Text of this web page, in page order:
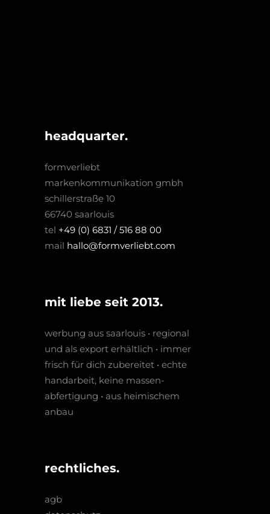
headquarter.
formverliebt
markenkommunikation gmbh
schillerstraße 10
66740 saarlouis
tel +49 (0) 6831 / 516 88 00
mail hallo@formverliebt.com
mit liebe seit 2013.
werbung aus saarlouis • regio­nal
und als export erhältlich • immer
frisch für dich zubereitet • echte
hand­arbeit, keine massen­­
abfertigung • aus heimischem
anbau
rechtliches.
agb